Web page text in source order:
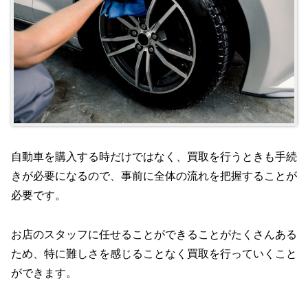
自動車を購入する時だけではなく、買取を行うときも手続
きが必要になるので、事前に全体の流れを把握することが
必要です。
お店のスタッフに任せることができることがたくさんある
ため、特に難しさを感じることなく買取を行っていくこと
ができます。